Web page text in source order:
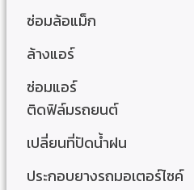
ซ่อมล้อแม็ก
ล้างแอร์
ซ่อมแอร์
ติดฟิล์มรถยนต์
เปลี่ยนที่ปัดน้ำฝน
ประกอบยางรถมอเตอร์ไซค์